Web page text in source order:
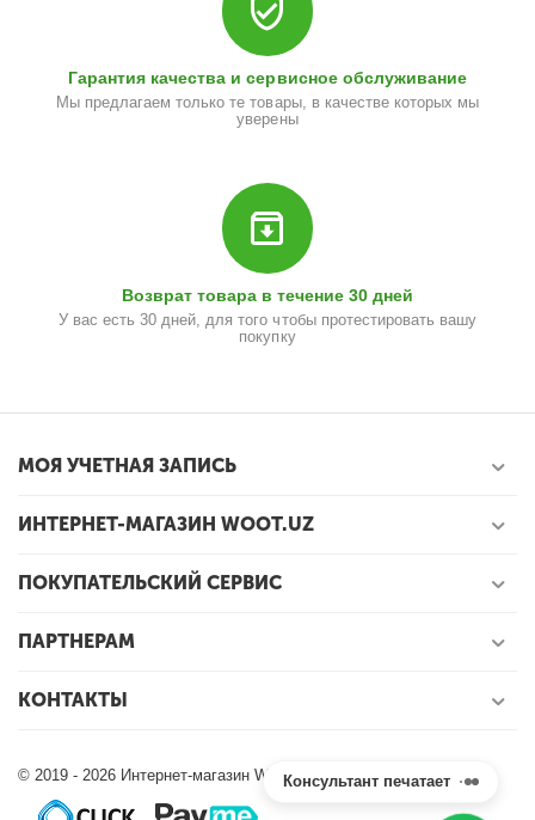
Гарантия качества и сервисное обслуживание
Мы предлагаем только те товары, в качестве которых мы
уверены
Возврат товара в течение 30 дней
У вас есть 30 дней, для того чтобы протестировать вашу
покупку
МОЯ УЧЕТНАЯ ЗАПИСЬ
ИНТЕРНЕТ-МАГАЗИН WOOT.UZ
ПОКУПАТЕЛЬСКИЙ СЕРВИС
ПАРТНЕРАМ
КОНТАКТЫ
© 2019 - 2026 Интернет-магазин Woot.uz.Консультант печатает